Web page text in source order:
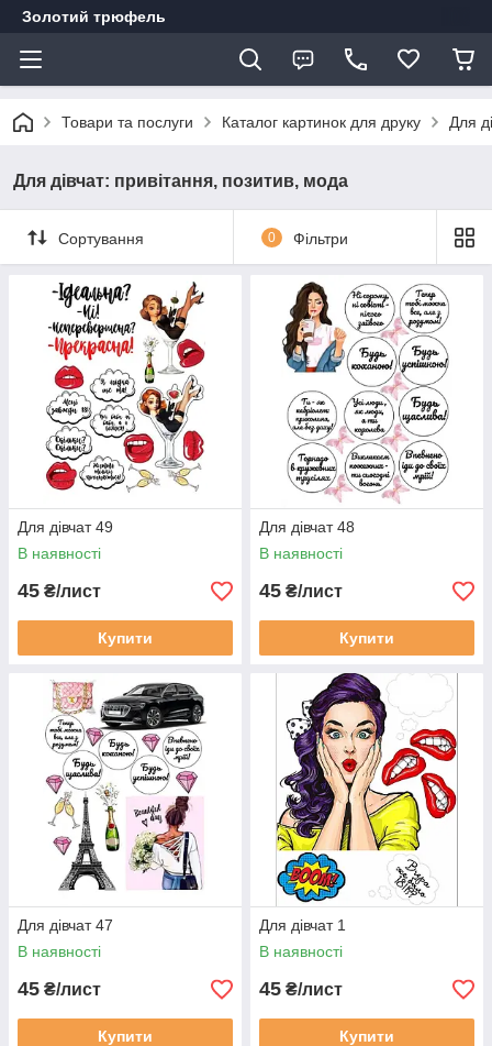
Золотий трюфель
Товари та послуги Каталог картинок для друку Для
Для дівчат: привітання, позитив, мода
Сортування 0 Фільтри
Для дівчат 49
В наявності
45 ₴/лист
Купити
Для дівчат 48
В наявності
45 ₴/лист
Купити
Для дівчат 47
В наявності
45 ₴/лист
Купити
Для дівчат 1
В наявності
45 ₴/лист
Купити